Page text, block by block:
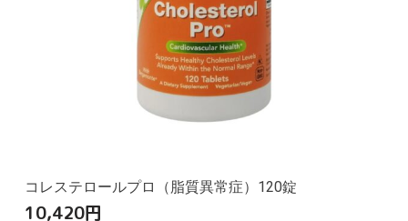
コレステロールプロ（脂質異常症）120錠
10,420円